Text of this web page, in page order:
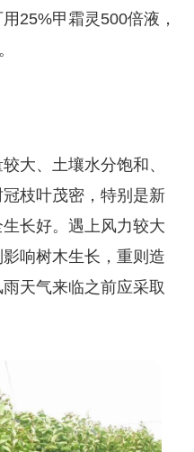
25%甲霜灵500倍液，
大、土壤水分饱和、
枝叶茂密，特别是新
长好。遇上风力较大
响树木生长，重则造
天气来临之前应采取